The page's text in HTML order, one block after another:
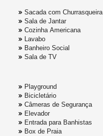
Sacada com Churrasqueira
Sala de Jantar
Cozinha Americana
Lavabo
Banheiro Social
Sala de TV
Playground
Bicicletário
Câmeras de Segurança
Elevador
Entrada para Banhistas
Box de Praia